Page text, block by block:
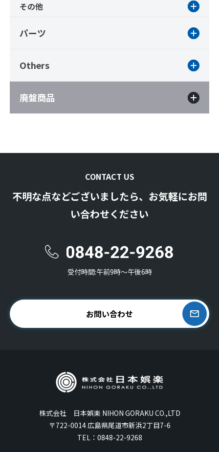
その他
パーツ
Others
廃盤商品
CONTACT US
不明な点などございましたら、お気軽にお問
い合わせください
受付時間:午前9時〜午後6時
お問い合わせ
株式会社 日本娯楽 NIHON GORAKU CO.,LTD
〒722-0014 広島県尾道市新浜2丁目7-6
TEL： 0848-22-9268